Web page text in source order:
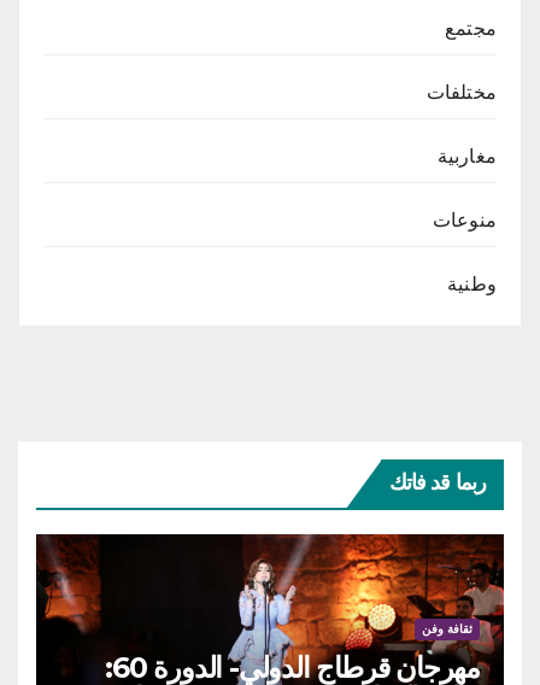
مجتمع
مختلفات
مغاربية
منوعات
وطنية
ربما قد فاتك
ثقافة وفن
مهرجان قرطاج الدولي- الدورة 60: